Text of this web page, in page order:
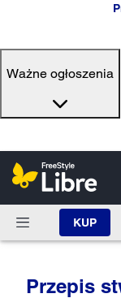
Ważne ogłoszenia
KUP
Przepis